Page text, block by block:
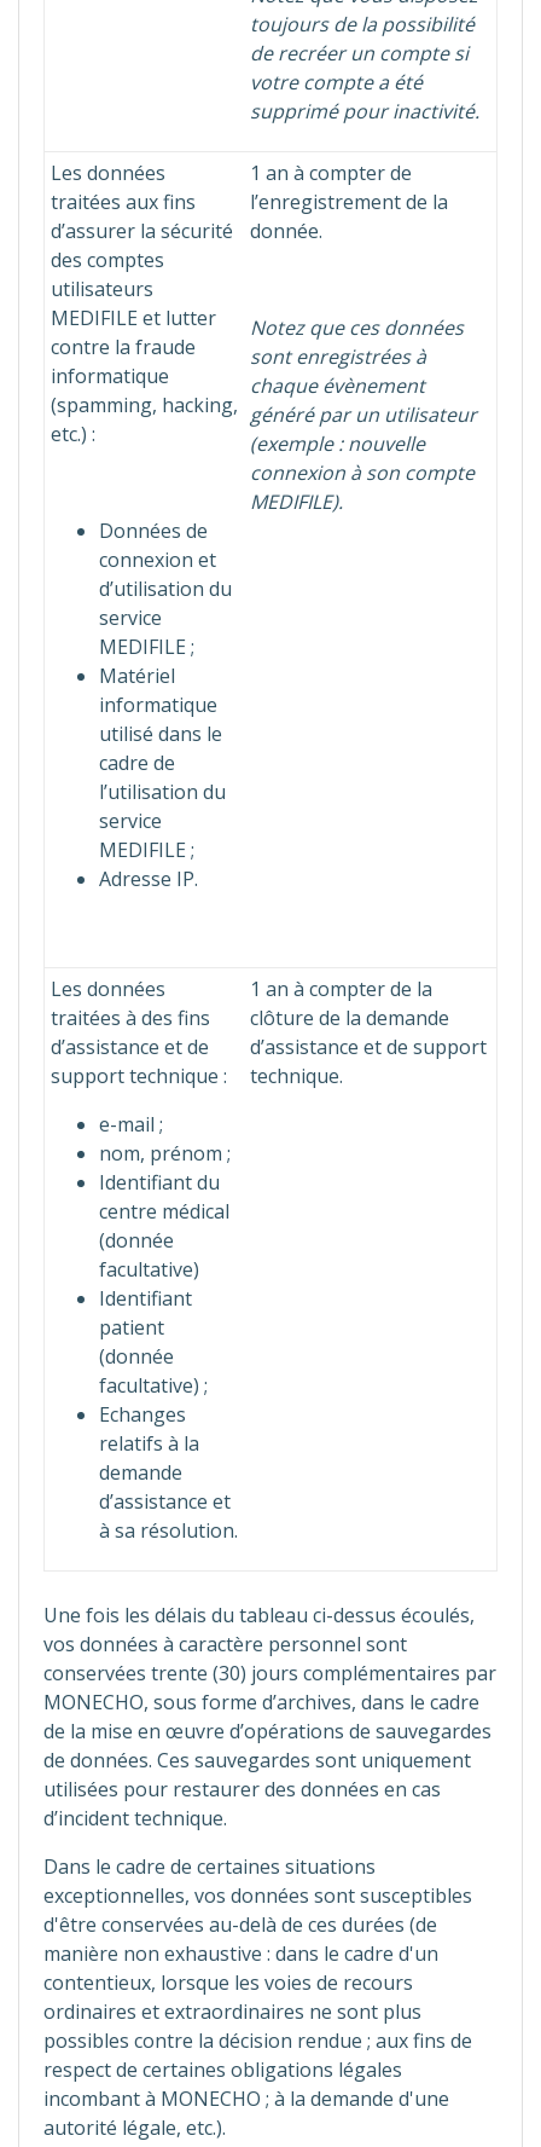
toujours de la possibilité
de recréer un compte si
votre compte a été
supprimé pour inactivité.
Les données
traitées aux fins
d’assurer la sécurité
des comptes
utilisateurs
MEDIFILE et lutter
contre la fraude
informatique
(spamming, hacking,
etc.) :
Données de
connexion et
d’utilisation du
service
MEDIFILE ;
Matériel
informatique
utilisé dans le
cadre de
l’utilisation du
service
MEDIFILE ;
Adresse IP.
1 an à compter de
l’enregistrement de la
donnée.
Notez que ces données
sont enregistrées à
chaque évènement
généré par un utilisateur
(exemple : nouvelle
connexion à son compte
MEDIFILE).
Les données
traitées à des fins
d’assistance et de
support technique :
e-mail ;
nom, prénom ;
Identifiant du
centre médical
(donnée
facultative)
Identifiant
patient
(donnée
facultative) ;
Echanges
relatifs à la
demande
d’assistance et
à sa résolution.
1 an à compter de la
clôture de la demande
d’assistance et de support
technique.
Une fois les délais du tableau ci-dessus écoulés,
vos données à caractère personnel sont
conservées trente (30) jours complémentaires par
MONECHO, sous forme d’archives, dans le cadre
de la mise en œuvre d’opérations de sauvegardes
de données. Ces sauvegardes sont uniquement
utilisées pour restaurer des données en cas
d’incident technique.
Dans le cadre de certaines situations
exceptionnelles, vos données sont susceptibles
d'être conservées au-delà de ces durées (de
manière non exhaustive : dans le cadre d'un
contentieux, lorsque les voies de recours
ordinaires et extraordinaires ne sont plus
possibles contre la décision rendue ; aux fins de
respect de certaines obligations légales
incombant à MONECHO ; à la demande d'une
autorité légale, etc.).